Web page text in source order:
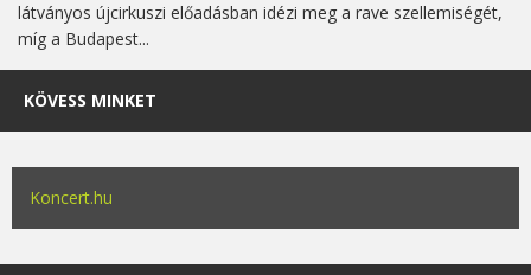
látványos újcirkuszi előadásban idézi meg a rave szellemiségét,
míg a Budapest...
KÖVESS MINKET
Koncert.hu